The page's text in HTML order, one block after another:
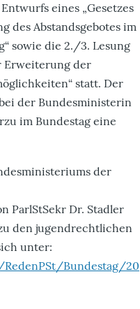
eines „Gesetzes
des Abstandsgebotes im
sowie die 2./3. Lesung
Erweiterung der
statt. Der
der Bundesministerin
im Bundestag eine
der
ParlStSekr Dr. Stadler
den jugendrechtlichen
unter:
Bundestag/20